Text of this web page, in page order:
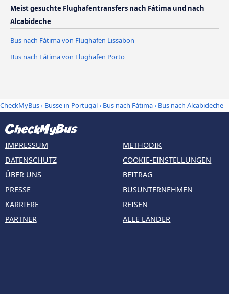
Meist gesuchte Flughafentransfers nach Fátima und nach
Alcabideche
Bus nach Fátima von Flughafen Lissabon
Bus nach Fátima von Flughafen Porto
CheckMyBus› Busse in Portugal› Bus nach Fátima› Bus nach Alcabideche
IMPRESSUM
DATENSCHUTZ
ÜBER UNS
PRESSE
KARRIERE
PARTNER
METHODIK
COOKIE-EINSTELLUNGEN
BEITRAG
BUSUNTERNEHMEN
REISEN
ALLE LÄNDER